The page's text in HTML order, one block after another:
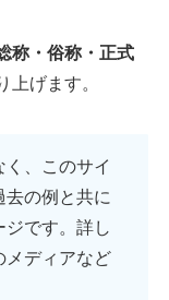
称・俗称・正式
上げます。
、このサイ
去の例と共に
です。詳し
メディアなど